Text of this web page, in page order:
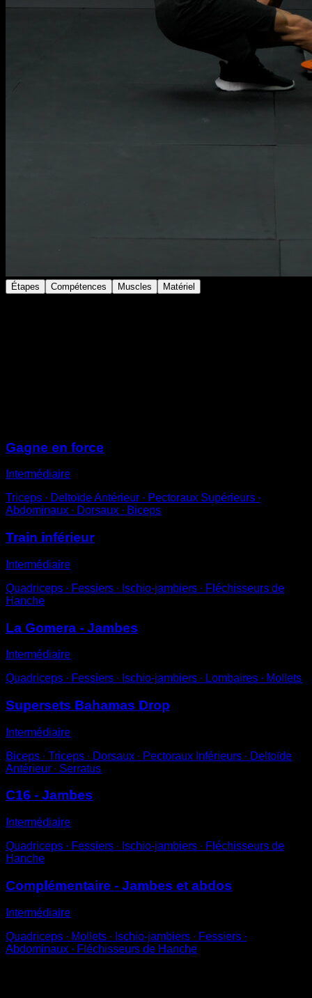
Étapes Compétences Muscles Matériel
Gagne en force
Intermédiaire
Triceps ∙ Deltoïde Antérieur ∙ Pectoraux Supérieurs ∙
Abdominaux ∙ Dorsaux ∙ Biceps
Train inférieur
Intermédiaire
Quadriceps ∙ Fessiers ∙ Ischio-jambiers ∙ Fléchisseurs de
Hanche
La Gomera - Jambes
Intermédiaire
Quadriceps ∙ Fessiers ∙ Ischio-jambiers ∙ Lombaires ∙ Mollets
Supersets Bahamas Drop
Intermédiaire
Biceps ∙ Triceps ∙ Dorsaux ∙ Pectoraux Inférieurs ∙ Deltoïde
Antérieur ∙ Serratus
C16 - Jambes
Intermédiaire
Quadriceps ∙ Fessiers ∙ Ischio-jambiers ∙ Fléchisseurs de
Hanche
Complémentaire - Jambes et abdos
Intermédiaire
Quadriceps ∙ Mollets ∙ Ischio-jambiers ∙ Fessiers ∙
Abdominaux ∙ Fléchisseurs de Hanche